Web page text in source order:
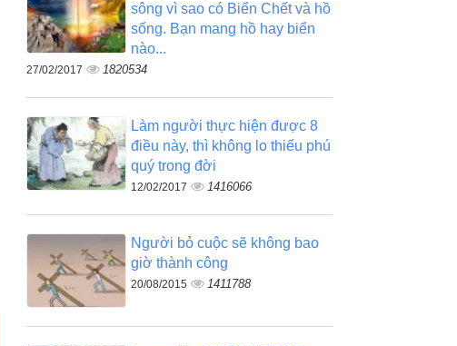
sông vì sao có Biển Chết và hồ
sống. Bạn mang hồ hay biển
nào...
27/02/2017 1820534
Làm người thực hiện được 8
điều này, thì không lo thiếu phú
quý trong đời
12/02/2017 1416066
Người bỏ cuộc sẽ không bao
giờ thành công
20/08/2015 1411788